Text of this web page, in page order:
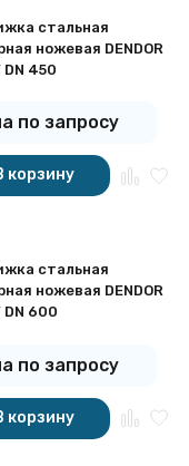
стальная
ножевая DENDOR
DN 450
по запросу
корзину
стальная
ножевая DENDOR
DN 600
по запросу
корзину